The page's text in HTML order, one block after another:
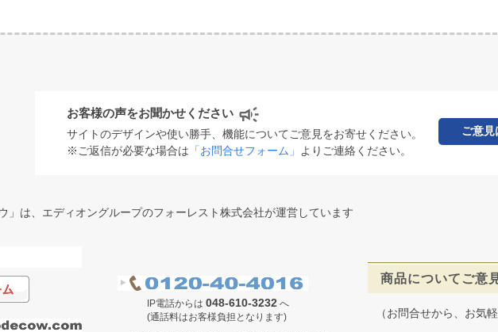
お客様の声をお聞かせください
サイトのデザインや使い勝手、機能についてご意見をお寄せください。
※ご返信が必要な場合は 「お問合せフォーム」 よりご連絡ください。
ご意見
」は、エディオングループのフォーレスト株式会社が運営しています
IP電話からは 048-610-3232 へ
(通話料はお客様負担となります)
商品についてご意
（お問合せから、お気